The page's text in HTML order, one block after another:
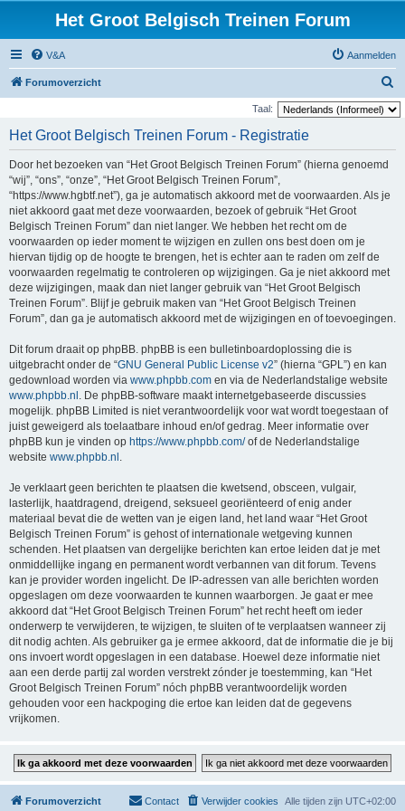
Het Groot Belgisch Treinen Forum
V&A Aanmelden
Forumoverzicht
o
Taal:
Het Groot Belgisch Treinen Forum - Registratie
Door het bezoeken van “Het Groot Belgisch Treinen Forum” (hierna genoemd
“wij”, “ons”, “onze”, “Het Groot Belgisch Treinen Forum”,
“https://www.hgbtf.net”), ga je automatisch akkoord met de voorwaarden. Als je
niet akkoord gaat met deze voorwaarden, bezoek of gebruik “Het Groot
Belgisch Treinen Forum” dan niet langer. We hebben het recht om de
voorwaarden op ieder moment te wijzigen en zullen ons best doen om je
hiervan tijdig op de hoogte te brengen, het is echter aan te raden om zelf de
voorwaarden regelmatig te controleren op wijzigingen. Ga je niet akkoord met
deze wijzigingen, maak dan niet langer gebruik van “Het Groot Belgisch
Treinen Forum”. Blijf je gebruik maken van “Het Groot Belgisch Treinen
Forum”, dan ga je automatisch akkoord met de wijzigingen en of toevoegingen.
Dit forum draait op phpBB. phpBB is een bulletinboardoplossing die is
uitgebracht onder de “GNU General Public License v2” (hierna “GPL”) en kan
gedownload worden via www.phpbb.com en via de Nederlandstalige website
www.phpbb.nl . De phpBB-software maakt internetgebaseerde discussies
mogelijk. phpBB Limited is niet verantwoordelijk voor wat wordt toegestaan of
juist geweigerd als toelaatbare inhoud en/of gedrag. Meer informatie over
phpBB kun je vinden op https://www.phpbb.com/of de Nederlandstalige
website www.phpbb.nl .
Je verklaart geen berichten te plaatsen die kwetsend, obsceen, vulgair,
lasterlijk, haatdragend, dreigend, seksueel georiënteerd of enig ander
materiaal bevat die de wetten van je eigen land, het land waar “Het Groot
Belgisch Treinen Forum” is gehost of internationale wetgeving kunnen
schenden. Het plaatsen van dergelijke berichten kan ertoe leiden dat je met
onmiddellijke ingang en permanent wordt verbannen van dit forum. Tevens
kan je provider worden ingelicht. De IP-adressen van alle berichten worden
opgeslagen om deze voorwaarden te kunnen waarborgen. Je gaat er mee
akkoord dat “Het Groot Belgisch Treinen Forum” het recht heeft om ieder
onderwerp te verwijderen, te wijzigen, te sluiten of te verplaatsen wanneer zij
dit nodig achten. Als gebruiker ga je ermee akkoord, dat de informatie die je bij
ons invoert wordt opgeslagen in een database. Hoewel deze informatie niet
aan een derde partij zal worden verstrekt zónder je toestemming, kan “Het
Groot Belgisch Treinen Forum” nóch phpBB verantwoordelijk worden
gehouden voor een hackpoging die ertoe kan leiden dat de gegevens
vrijkomen.
Forumoverzicht Alle tijden zijn UTC+02:00
Verwijder cookies
Contact